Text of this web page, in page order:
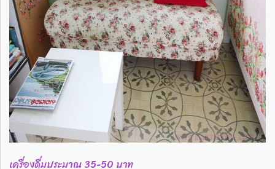
เครื่องดื่มประมาณ 35-50 บาท